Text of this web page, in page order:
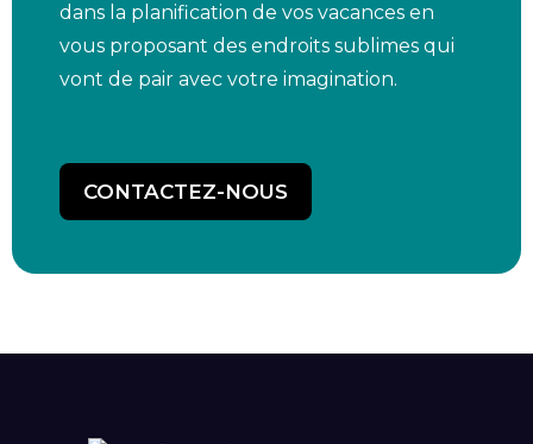
dans la planification de vos vacances en
vous proposant des endroits sublimes qui
vont de pair avec votre imagination.
CONTACTEZ-NOUS